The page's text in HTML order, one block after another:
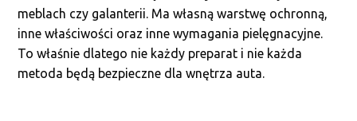
meblach czy galanterii. Ma własną warstwę ochronną,
inne właściwości oraz inne wymagania pielęgnacyjne.
To właśnie dlatego nie każdy preparat i nie każda
metoda będą bezpieczne dla wnętrza auta.